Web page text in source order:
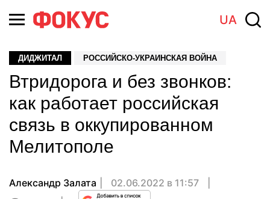
UA
ДИДЖИТАЛ РОССИЙСКО-УКРАИНСКАЯ ВОЙНА
Втридорога и без звонков:
как работает российская
связь в оккупированном
Мелитополе
Александр Залата
02.06.2022 в 11:57